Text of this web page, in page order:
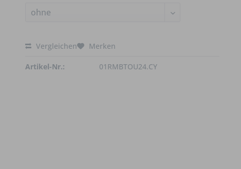
Vergleichen Merken
Artikel-Nr.: 01RMBTOU24.CY